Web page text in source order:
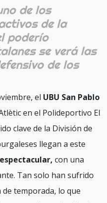
de los
de la
poderío
se verá las
de los
el UBU San Pablo
en el Polideportivo El
clave de la División de
llegan a este
con una
Tan solo han sufrido
temporada, lo que